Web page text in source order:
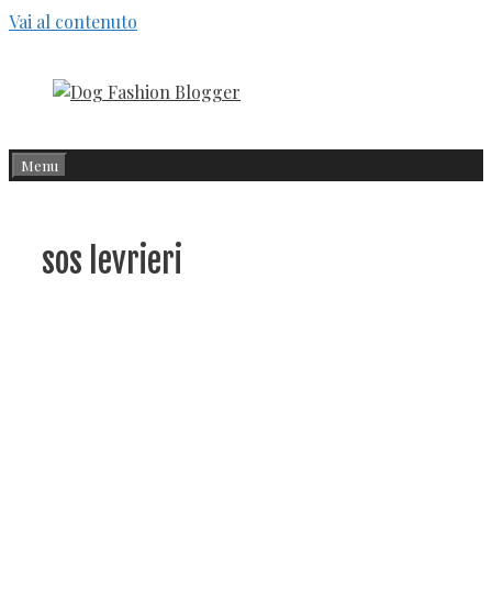
Vai al contenuto
Menu
sos levrieri